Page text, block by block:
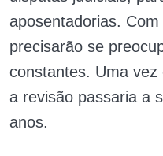
aposentadorias.
precisarão se
constantes. Uma
a revisão passaria a
anos.